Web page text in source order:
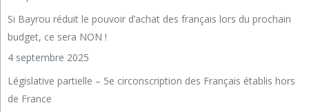
Si Bayrou réduit le pouvoir d’achat des français lors du prochain
budget, ce sera NON !
4 septembre 2025
Législative partielle – 5e circonscription des Français établis hors
de France